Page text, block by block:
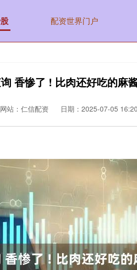
配资世界门户
香惨了 ! 比肉还好吃的麻
网站：仁信配资 日期：2025-07-05